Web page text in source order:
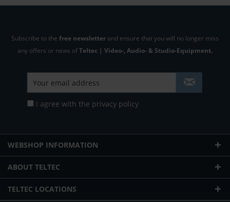
Subscribe to the free newsletter and ensure that you will no longer miss
any offers or news ofTeltec | Video-, Audio- & Studio-Equipment.
I agree with the privacy policy
WEBSHOP INFORMATION
ABOUT TELTEC
TELTEC LOCATIONS